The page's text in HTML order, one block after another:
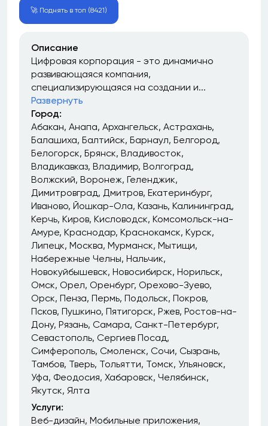
🚀 Поднять в топ (8421)
Описание
Цифровая корпорация - это динамично
развивающаяся компания,
специализирующаяся на создании и...
Развернуть
Город:
Абакан Анапа Архангельск Астрахань
Балашиха Балтийск Барнаул Белгород
Белогорск Брянск Владивосток
Владикавказ Владимир Волгоград
Волжский Воронеж Геленджик
Димитровград Дмитров Екатеринбург
Иваново Йошкар-Ола Казань Калининград
Керчь Киров Кисловодск Комсомольск-на-
Амуре Краснодар Краснокамск Курск
Липецк Москва Мурманск Мытищи
Набережные Челны Нальчик
Новокуйбышевск Новосибирск Норильск
Омск Орел Оренбург Орехово-Зуево
Орск Пенза Пермь Подольск Покров
Псков Пушкино Пятигорск Ржев Ростов-на-
Дону Рязань Самара Санкт-Петербург
Севастополь Сергиев Посад
Симферополь Смоленск Сочи Сызрань
Тамбов Тверь Тольятти Томск Ульяновск
Уфа Феодосия Хабаровск Челябинск
Якутск Ялта
Услуги:
Веб-дизайн Мобильные приложения